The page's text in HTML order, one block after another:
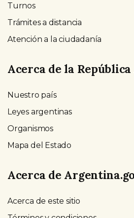
Turnos
Trámites a distancia
Atención a la ciudadanía
Acerca de la
Nuestro país
Leyes argentinas
Organismos
Mapa del Estado
Acerca de
Acerca de este sitio